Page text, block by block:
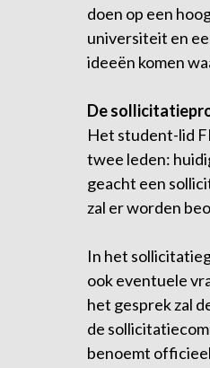
doen op een
universiteit en
ideeën komen
De
Het student-lid
twee leden:
geacht een
zal er worden
In het
ook eventuele
het gesprek zal
de
benoemt